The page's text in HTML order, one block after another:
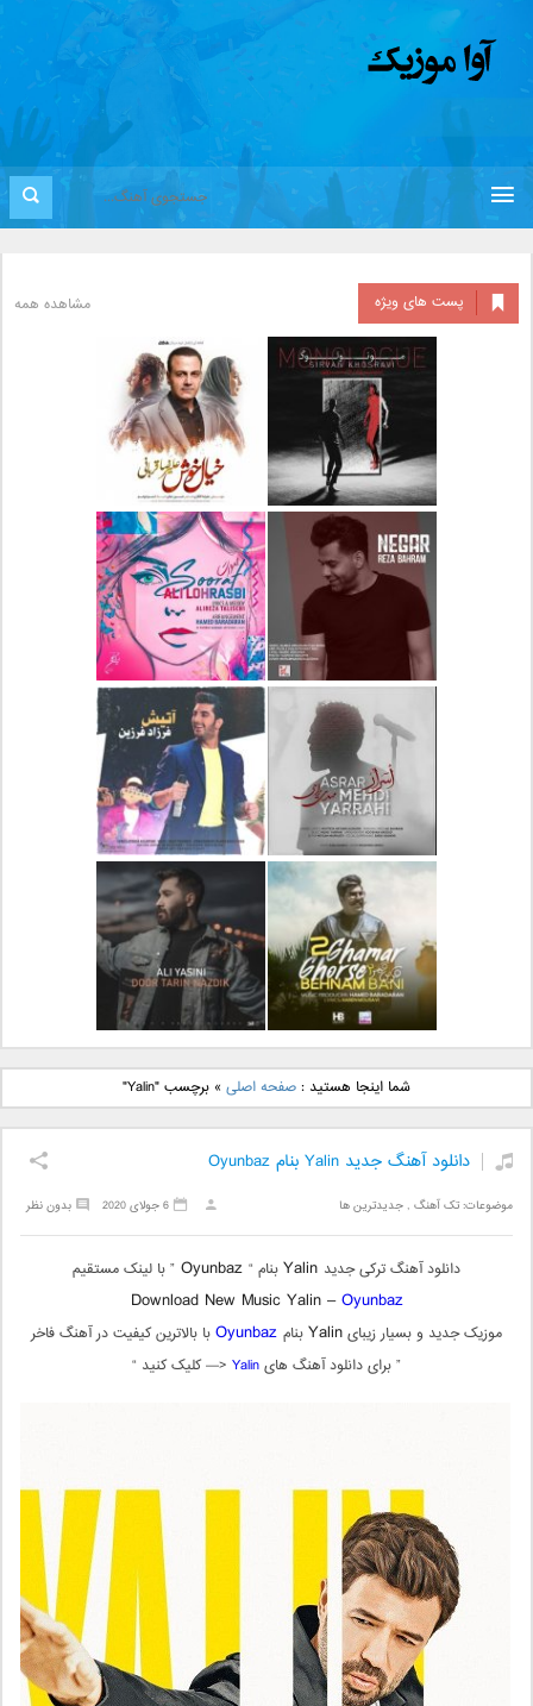
پست های ویژه مشاهده همه
دانلود آلبوم جدید سیروان
خسروی بنام مونولوگ
دانلود آهنگ جدید علیرضا
قربانی بنام خیال خوش
دانلود آهنگ جدید رضا
بهرام بنام نگار
دانلود آهنگ جدید علی
لهراسبی بنام صورت
دانلود آهنگ جدید مهدی
یراحی بنام اسرار
دانلود آهنگ جدید فرزاد
فرزین بنام آتیش
دانلود آهنگ جدید بهنام
بانی بنام قرص قمر 2
دانلود آهنگ جدید علی
یاسینی بنام دورترین نزدیک
شما اینجا هستید :صفحه اصلی »برچسب "Yalin"
دانلود آهنگ جدید Yalin بنام Oyunbaz
موضوعات:تک آهنگ ,جدیدترین ها بدون نظر 6 جولای 2020
دانلود آهنگ ترکی جدید بنام “ ” با لینک مستقیم
Download New Music Yalin –Oyunbaz
موزیک جدید و بسیار زیبایYalinبنام Oyunbazبا بالاترین کیفیت در آهنگ فاخر
” برای دانلود آهنگ هایYalin <— کلیک کنید “